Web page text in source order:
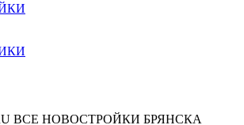
ВСЕ НОВОСТРОЙКИ БРЯНСКА